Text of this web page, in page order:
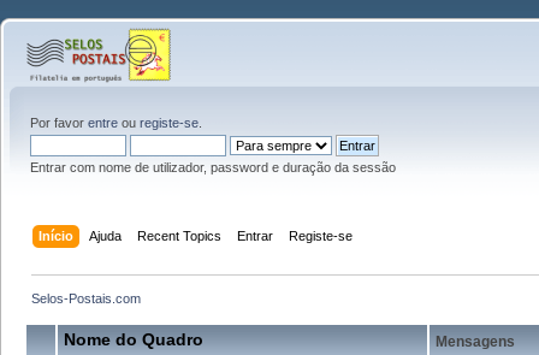
Por favor entre ou registe-se
Entrar com nome de utilizador, password e duração da sessão
Início Ajuda Recent Topics Entrar Registe-se
Selos-Postais.com
Nome do Quadro Mensagens